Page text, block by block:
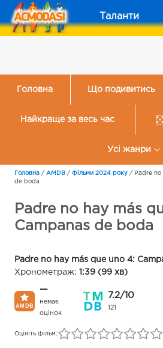
Таланти
Головна Що подивитись
Найкраще за весь час
Усі жанри
Головна / AMDB / Фільми 2024 року / Padre no
de boda
Padre no hay más
Campanas de boda
Padre no hay más que uno 4:
Хронометраж: 1:39 (99 хв)
—
немає
оцінок
7.2/10
121
Оцініть фільм: